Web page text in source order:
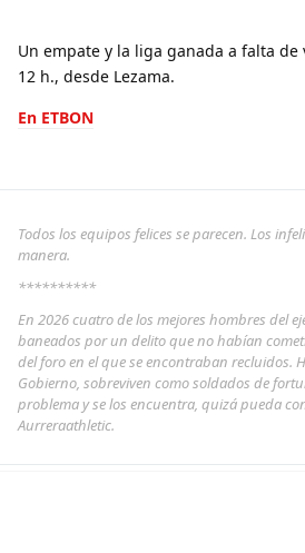
Un empate y la liga ganada a falta de
12 h., desde Lezama.
En ETBON
Todos los equipos felices se parecen. Los
manera.
**********
En 2026 cuatro de los mejores hombres del
baneados por un delito que no habían
del foro en el que se encontraban recluidos.
Gobierno, sobreviven como soldados de
problema y se los encuentra, quizá pueda
Aurreraathletic.